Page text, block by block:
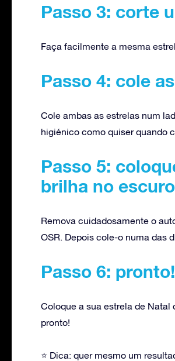
Passo 3: corte
Faça facilmente a mesma
Passo 4: cole
Cole ambas as estrelas num
higiénico como quiser quando
Passo 5:
brilha no
Remova cuidadosamente o
OSR. Depois cole-o numa das
Passo 6: pronto!
Coloque a sua estrela de Natal
pronto!
⭐ Dica: quer mesmo um